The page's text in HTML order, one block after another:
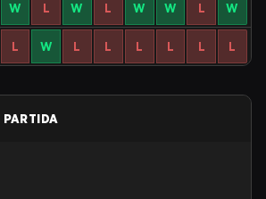
W L W L W W L W
L W L L L L L L
PARTIDA